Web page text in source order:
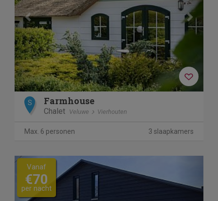
S Farmhouse
Chalet Veluwe Vierhouten
Max. 6 personen 3 slaapkamers
Previous
Vanaf
€70
per nacht